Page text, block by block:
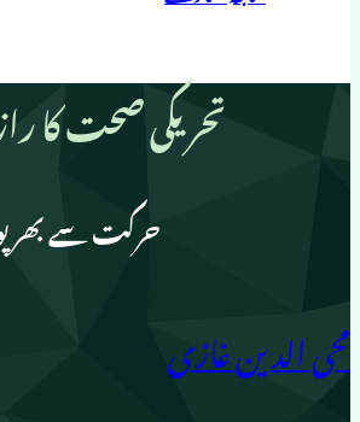
تحریکی صحت کا
حرکت سے
محی الدین غازی